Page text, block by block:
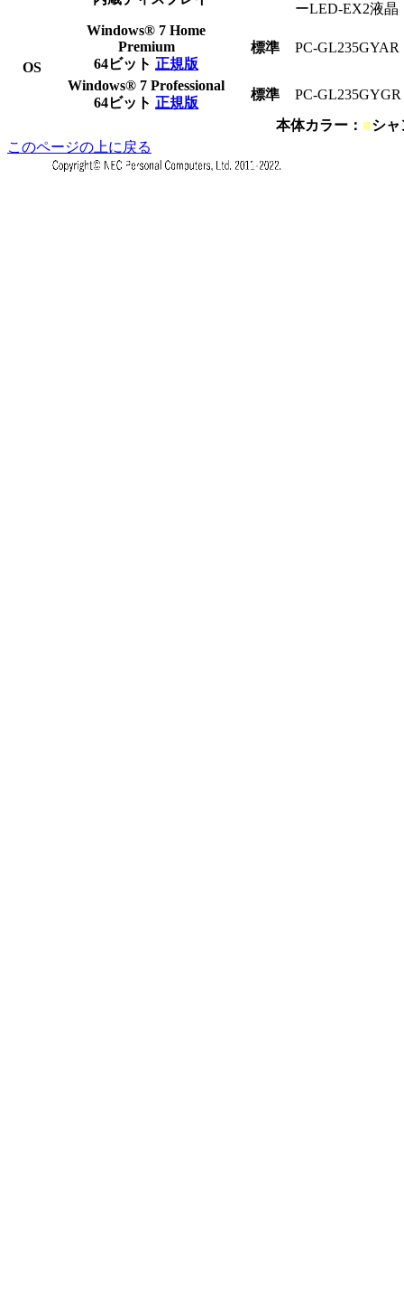
ーLED-EX2液晶
OS
Windows® 7 Home
Premium
64ビット 正規版
標準 PC-GL235GYAR
Windows® 7 Professional
64ビット 正規版
標準 PC-GL235GYGR
本体カラー： ■シャ
このページの上に戻る